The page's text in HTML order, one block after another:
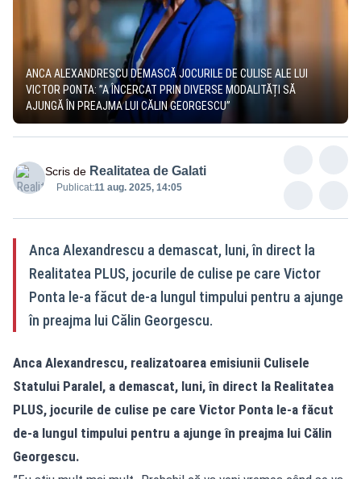
ANCA ALEXANDRESCU DEMASCĂ JOCURILE DE CULISE ALE LUI
VICTOR PONTA: ”A ÎNCERCAT PRIN DIVERSE MODALITĂȚI SĂ
AJUNGĂ ÎN PREAJMA LUI CĂLIN GEORGESCU”
Scris de Realitatea de Galati
Publicat:11 aug. 2025, 14:05
Anca Alexandrescu a demascat, luni, în direct la
Realitatea PLUS, jocurile de culise pe care Victor
Ponta le-a făcut de-a lungul timpului pentru a ajunge
în preajma lui Călin Georgescu.
Anca Alexandrescu, realizatoarea emisiunii Culisele
Statului Paralel, a demascat, luni, în direct la Realitatea
PLUS, jocurile de culise pe care Victor Ponta le-a făcut
de-a lungul timpului pentru a ajunge în preajma lui Călin
Georgescu.